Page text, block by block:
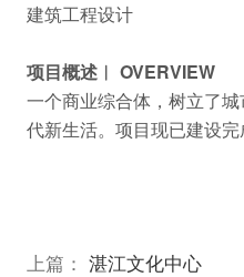
建筑工程设计
项目概述︱ OVERVIEW
一个商业综合体，树立了
代新生活。项目现已建设完
上篇： 湛江文化中心